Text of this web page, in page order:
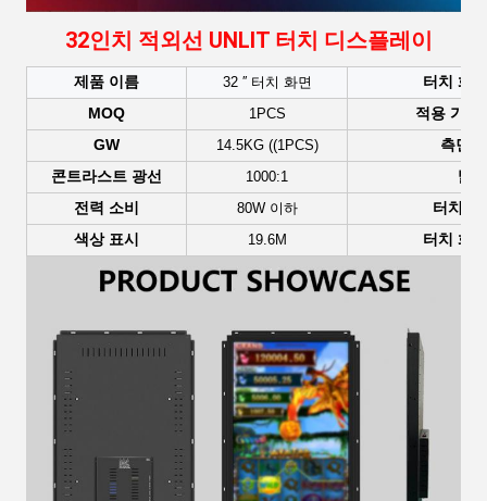
32인치 적외선 UNLIT 터치 디스플레이
제품 이름 32 ′′ 터치 화면
터치 화
MOQ
1PCS
적용 가능
GW
14.5KG ((1PCS)
측면
콘트라스트 광선
1000:1
밝기
전력 소비
80W 이하
터치 포
색상 표시
19.6M 터치 화